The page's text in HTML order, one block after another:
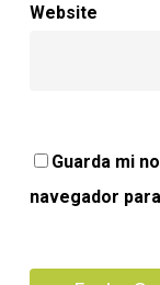
Website
Guarda mi
navegador